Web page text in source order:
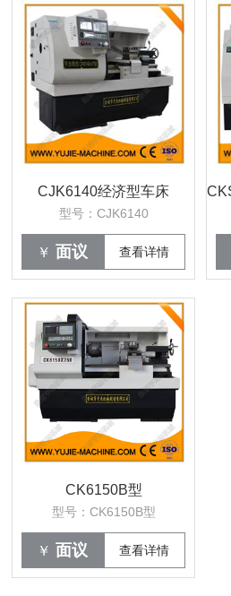
CJK6140经济型车床
型号：CJK6140
￥ 面议 查看详情
CK6150B型
型号：CK6150B型
￥ 面议 查看详情